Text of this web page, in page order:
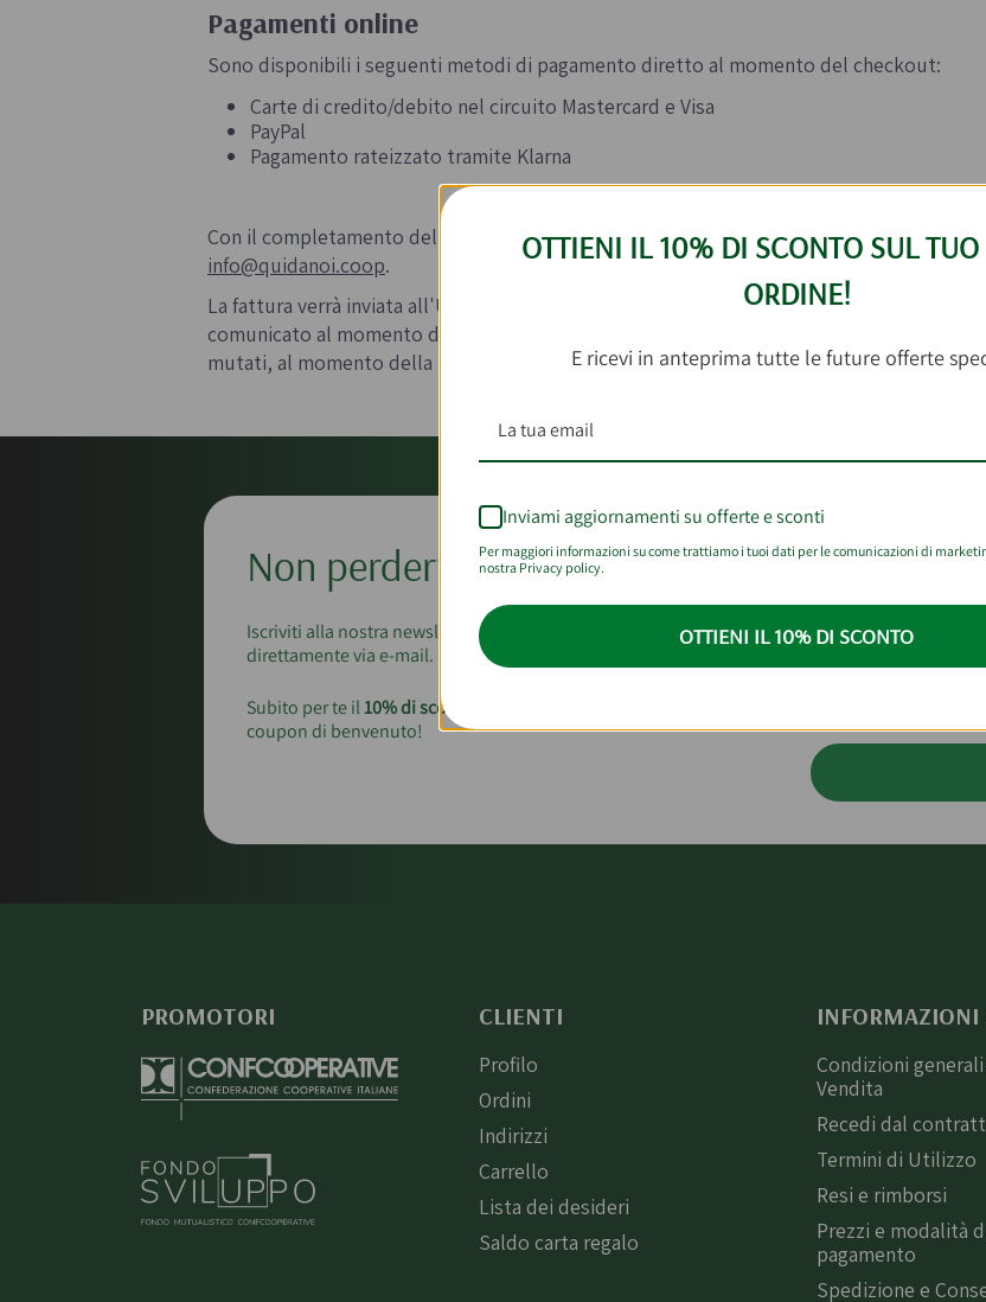
Biscotti artigianali
Dolci tipici siciliani
Cioccolato di Modica
Occasioni al Cioccolato
glutine
Té e tisane biologiche
Succhi bio e bevande
Pagamenti online
Sono disponibili i seguenti metodi di pagamento diretto al momento del checkout:
Carte di credito/debito nel circuito Mastercard e Visa
PayPal
Pagamento rateizzato tramite Klarna
Con il completamento dell'ordine di acquisto, l'Utente ha a disposizione la ricevuta
info@quidanoi.coop.
La fattura verrà inviata all'Utente tramite e-mail, all'indirizzo fornito in fase di
comunicato al momento dell'acquisto. I dati di fatturazione saranno quelli indicati dal
mutati, al momento della predisposizione dell'ordine.
Non perderti le nostre offerte!
Iscriviti alla nostra newsletter per ricevere sconti e offerte speciali
direttamente via e-mail.
Subito per te il10% di sconto
coupon di benvenuto!
Inviami
Per maggiori informazioni
PROMOTORI CLIENTI
Profilo
Ordini
Indirizzi
Carrello
Lista dei desideri
Saldo carta regalo
INFORMAZIONI
Condizioni
Vendita
Recedi dal
Termini di Utilizzo
Resi e rimborsi
Prezzi e modalità
pagamento
Spedizione e
OTTIENI IL 10% DI SCONTO SUL
ORDINE!
E ricevi in anteprima tutte le future offerte
Inviami aggiornamenti su offerte e sconti
Per maggiori informazioni su come trattiamo i tuoi dati per le comunicazioni di
nostra Privacy policy.
OTTIENI IL 10% DI SCONTO